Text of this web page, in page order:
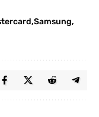
Samsung